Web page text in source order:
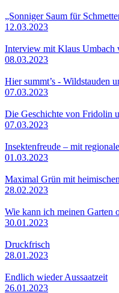
„Sonniger Saum für
12.03.2023
Interview mit Klaus Umbach
08.03.2023
Hier summt’s - Wildstauden
07.03.2023
Die Geschichte von Fridolin
07.03.2023
Insektenfreude – mit
01.03.2023
Maximal Grün mit
28.02.2023
Wie kann ich meinen Garten
30.01.2023
Druckfrisch
28.01.2023
Endlich wieder Aussaatzeit
26.01.2023